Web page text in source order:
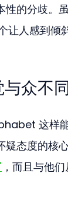
性的分歧。
让人感到倾
众不
这样
疑态度的核
，而且与他